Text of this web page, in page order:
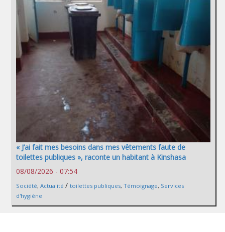
« J’ai fait mes besoins dans mes vêtements faute de
toilettes publiques », raconte un habitant à Kinshasa
08/08/2026 - 07:54
Société, Actualité / toilettes publiques, Témoignage, Services
d'hygiène